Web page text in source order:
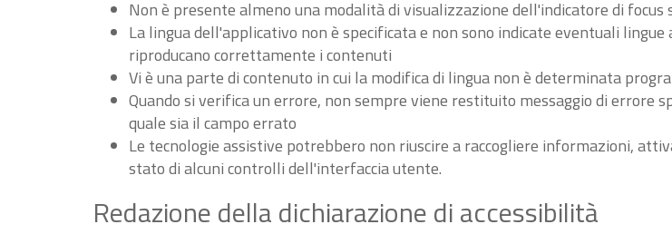
Non è presente almeno una modalità di visualizzazione dell'indicatore di
La lingua dell'applicativo non è specificata e non sono indicate eventuali
riproducano correttamente i contenuti
Vi è una parte di contenuto in cui la modifica di lingua non è determinata
Quando si verifica un errore, non sempre viene restituito messaggio di errore
quale sia il campo errato
Le tecnologie assistive potrebbero non riuscire a raccogliere informazioni,
stato di alcuni controlli dell'interfaccia utente.
Redazione della dichiarazione di accessibilità